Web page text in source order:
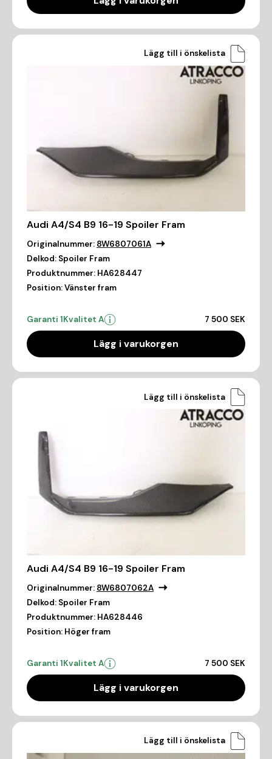
Lägg till i önskelista
Audi A4/S4 B9 16-19 Spoiler Fram
Originalnummer: 8W6807061A
Delkod: Spoiler Fram
Produktnummer: HA628447
Position:Vänster fram
Garanti 1Kvalitet A 7 500 SEK
Lägg i varukorgen
Lägg till i önskelista
Audi A4/S4 B9 16-19 Spoiler Fram
Originalnummer: 8W6807062A
Delkod: Spoiler Fram
Produktnummer: HA628446
Position: Höger fram
Garanti 1Kvalitet A 7 500 SEK
Lägg i varukorgen
Lägg till i önskelista